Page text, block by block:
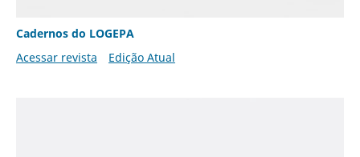
Cadernos do LOGEPA
Acessar revista
Edição Atual